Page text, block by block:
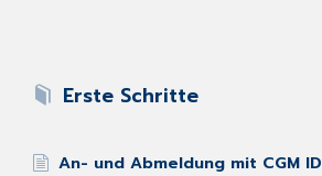
Erste Schritte
An- und Abmeldung mit CGM ID